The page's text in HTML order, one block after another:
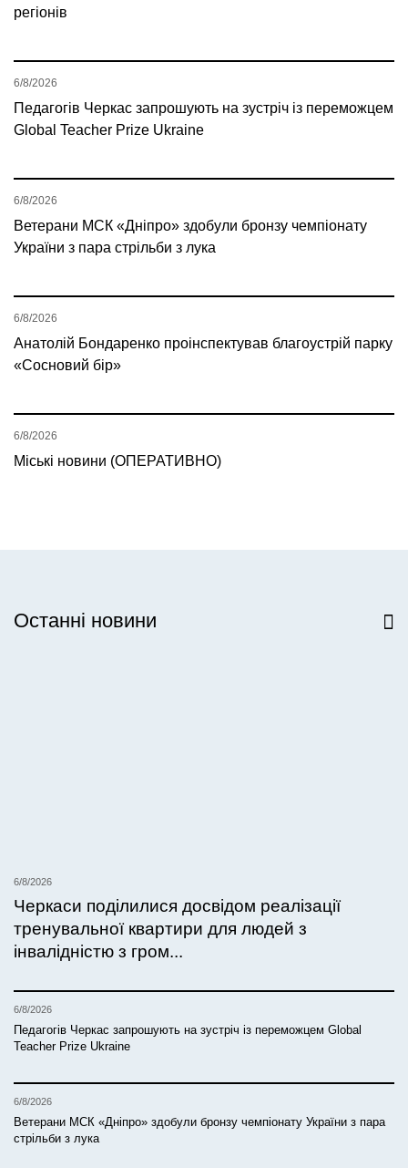
регіонів
Педагогів Черкас запрошують на зустріч із переможцем
Global Teacher Prize Ukraine
6/8/2026
Ветерани МСК «Дніпро» здобули бронзу чемпіонату
України з пара стрільби з лука
6/8/2026
Анатолій Бондаренко проінспектував благоустрій парку
«Сосновий бір»
6/8/2026
Міські новини (ОПЕРАТИВНО)
6/8/2026
Останні новини
6/8/2026
Черкаси поділилися досвідом реалізації
тренувальної квартири для людей з
інвалідністю з гром...
6/8/2026
Педагогів Черкас запрошують на зустріч із переможцем Global
Teacher Prize Ukraine
6/8/2026
Ветерани МСК «Дніпро» здобули бронзу чемпіонату України з пара
стрільби з лука